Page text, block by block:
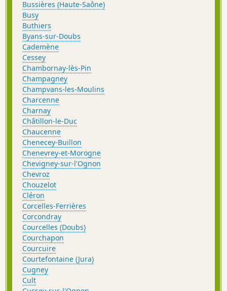
Bussières (Haute-Saône)
Busy
Buthiers
Byans-sur-Doubs
Cademène
Cessey
Chambornay-lès-Pin
Champagney
Champvans-les-Moulins
Charcenne
Charnay
Châtillon-le-Duc
Chaucenne
Chenecey-Buillon
Chenevrey-et-Morogne
Chevigney-sur-l'Ognon
Chevroz
Chouzelot
Cléron
Corcelles-Ferrières
Corcondray
Courcelles (Doubs)
Courchapon
Courcuire
Courtefontaine (Jura)
Cugney
Cult